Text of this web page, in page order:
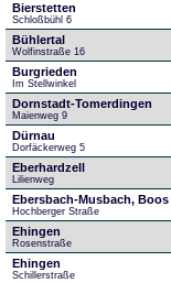
Bierstetten
Schloßbühl 6
Bühlertal
Wolfinstraße 16
Burgrieden
Im Stellwinkel
Dornstadt-Tomerdingen
Maienweg 9
Dürnau
Dorfäckerweg 5
Eberhardzell
Lilienweg
Ebersbach-Musbach, Boos
Hochberger Straße
Ehingen
Rosenstraße
Ehingen
Schillerstraße